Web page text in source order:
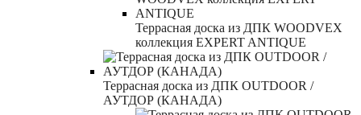
Террасная доска из ДПК WOODVEX
коллекция EXPERT ANTIQUE
Террасная доска из ДПК OUTDOOR /
АУТДОР (КАНАДА)